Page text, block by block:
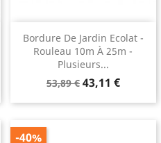
Bordure De Jardin Ecolat -
Rouleau 10m À 25m -
Plusieurs...
Prix
base
53,89 € Prix
43,11 €
-40%